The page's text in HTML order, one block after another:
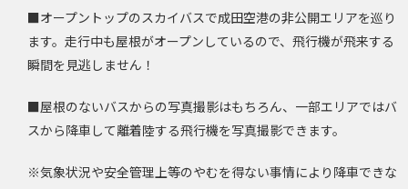
■オープントップのスカイバスで成田空港の非公開エリアを巡り
ます。走行中も屋根がオープンしているので、飛行機が飛来する
瞬間を見逃しません！
■屋根のないバスからの写真撮影はもちろん、一部エリアではバ
スから降車して離着陸する飛行機を写真撮影できます。
※気象状況や安全管理上等のやむを得ない事情により降車できな